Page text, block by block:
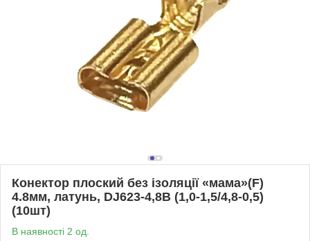
Конектор плоский без ізоляції «мама»(F)
4.8мм, латунь, DJ623-4,8B (1,0-1,5/4,8-0,5)
(10шт)
В наявності 2 од.